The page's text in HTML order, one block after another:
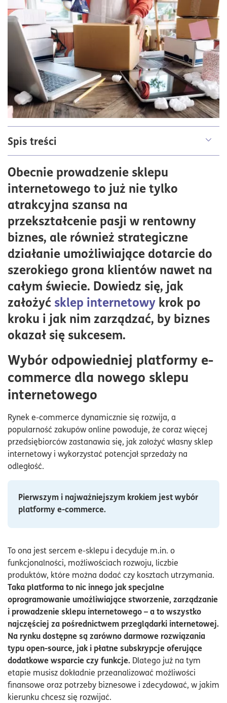
Spis treści
nowego sklepu internetowego
Rejestracja działalności gospodarczej
Wybór domeny i hostingu – jak założyć sklep
internetowy?
Tworzenie i projektowanie strony internetowej
Integracja z systemami płatności
Logistyka i zarządzanie magazynem
Strategie marketingowe i promocja sklepu
Obsługa klienta i polityka zwrotów, czyli kluczowe
elementy sklepu internetowego
Analiza i optymalizacja sklepu
Obecnie prowadzenie sklepu
internetowego to już nie tylko
atrakcyjna szansa na
przekształcenie pasji w rentowny
biznes, ale również strategiczne
działanie umożliwiające dotarcie do
szerokiego grona klientów nawet na
całym świecie. Dowiedz się, jak
założyć sklep internetowy krok po
kroku i jak nim zarządzać, by biznes
okazał się sukcesem.
Wybór odpowiedniej platformy e-
commerce dla nowego sklepu
internetowego
Rynek e-commerce dynamicznie się rozwija, a
popularność zakupów online powoduje, że coraz więcej
przedsiębiorców zastanawia się, jak założyć własny sklep
internetowy i wykorzystać potencjał sprzedaży na
odległość.
Pierwszym i najważniejszym krokiem jest wybór
platformy e-commerce.
To ona jest sercem e-sklepu i decyduje m.in. o
funkcjonalności, możliwościach rozwoju, liczbie
produktów, które można dodać czy kosztach utrzymania.
Taka platforma to nic innego jak specjalne
oprogramowanie umożliwiające stworzenie, zarządzanie
i prowadzenie sklepu internetowego – a to wszystko
najczęściej za pośrednictwem przeglądarki internetowej.
Na rynku dostępne są zarówno darmowe rozwiązania
typu open-source, jak i płatne subskrypcje oferujące
dodatkowe wsparcie czy funkcje. Dlatego już na tym
etapie musisz dokładnie przeanalizować możliwości
finansowe oraz potrzeby biznesowe i zdecydować, w jakim
kierunku chcesz się rozwijać.